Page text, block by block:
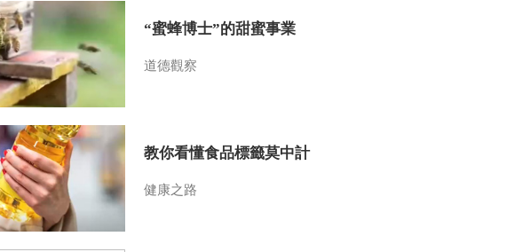
“蜜蜂博士”的甜蜜事業
道德觀察
教你看懂食品標籤莫中計
健康之路